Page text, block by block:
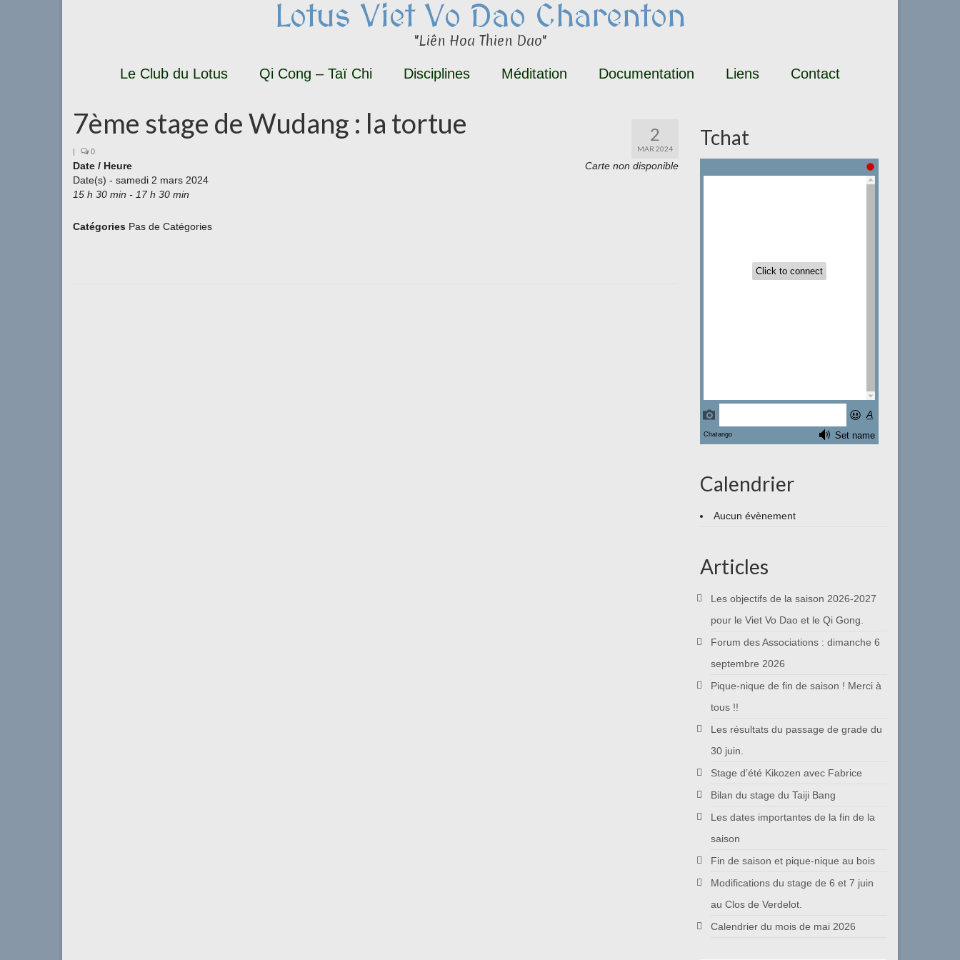
Lotus Viet Vo Dao Charenton
"Liên Hoa Thien Dao"
Le Club du Lotus Qi Cong – Taï Chi Disciplines Méditation Documentation Liens Contact
2
MAR 2024
7ème stage de Wudang : la tortue
| 0
Carte non disponible
Date / Heure
Date(s) - samedi 2 mars 2024
15 h 30 min - 17 h 30 min
Catégories Pas de Catégories
Tchat
Calendrier
Aucun évènement
Articles
Les objectifs de la saison 2026-2027
pour le Viet Vo Dao et le Qi Gong.
Forum des Associations : dimanche 6
septembre 2026
Pique-nique de fin de saison ! Merci à
tous !!
Les résultats du passage de grade du
30 juin.
Stage d’été Kikozen avec Fabrice
Bilan du stage du Taiji Bang
Les dates importantes de la fin de la
saison
Fin de saison et pique-nique au bois
Modifications du stage de 6 et 7 juin
au Clos de Verdelot.
Calendrier du mois de mai 2026